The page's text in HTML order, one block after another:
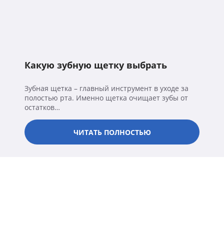
Какую зубную щетку выбрать
Зубная щетка – главный инструмент в уходе за
полостью рта. Именно щетка очищает зубы от
остатков…
ЧИТАТЬ ПОЛНОСТЬЮ